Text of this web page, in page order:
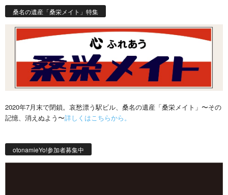
桑名の遺産「桑栄メイト」特集
2020年7月末で閉鎖。哀愁漂う駅ビル、桑名の遺産「桑栄メイト」〜その
記憶、消えぬよう〜詳しくはこちらから。
otonamieYo!参加者募集中